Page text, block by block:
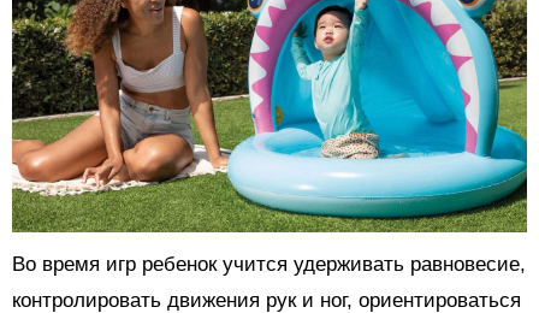
Во время игр ребенок учится удерживать равновесие,
контролировать движения рук и ног, ориентироваться